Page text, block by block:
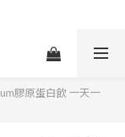
膠原蛋白飲 一天一